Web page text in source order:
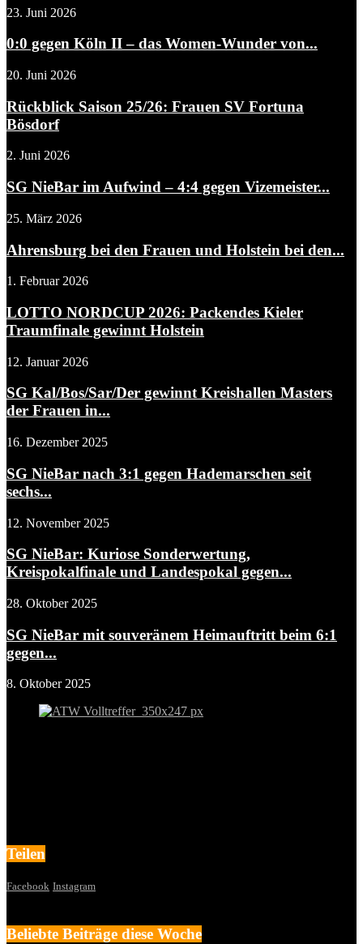
23. Juni 2026
0:0 gegen Köln II – das Women-Wunder von...
20. Juni 2026
Rückblick Saison 25/26: Frauen SV Fortuna
Bösdorf
2. Juni 2026
SG NieBar im Aufwind – 4:4 gegen Vizemeister...
25. März 2026
Ahrensburg bei den Frauen und Holstein bei den...
1. Februar 2026
LOTTO NORDCUP 2026: Packendes Kieler
Traumfinale gewinnt Holstein
12. Januar 2026
SG Kal/Bos/Sar/Der gewinnt Kreishallen Masters
der Frauen in...
16. Dezember 2025
SG NieBar nach 3:1 gegen Hademarschen seit
sechs...
12. November 2025
SG NieBar: Kuriose Sonderwertung,
Kreispokalfinale und Landespokal gegen...
28. Oktober 2025
SG NieBar mit souveränem Heimauftritt beim 6:1
gegen...
8. Oktober 2025
Teilen
Facebook Instagram
Beliebte Beiträge diese Woche